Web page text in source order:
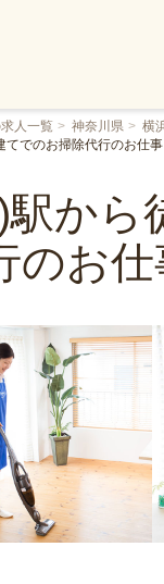
人一覧 神奈川県 横
でのお掃除代行のお仕事
から
のお仕